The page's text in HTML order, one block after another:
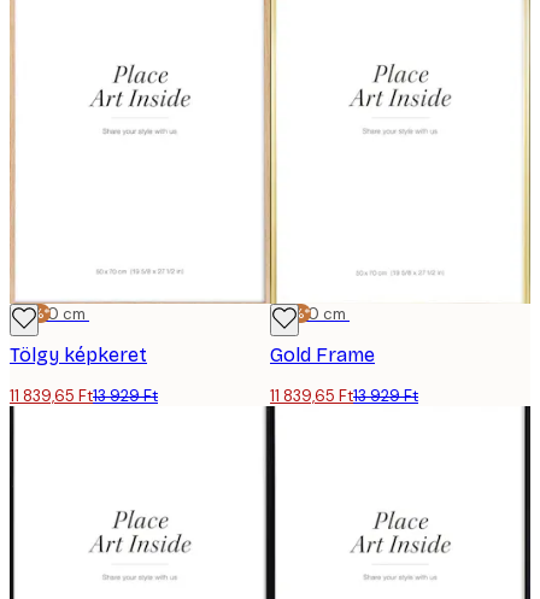
-15%*
50x70 cm
Tölgy képkeret
11 839,65 Ft13 929 Ft
-15%*
50x70 cm
Gold Frame
11 839,65 Ft13 929 Ft